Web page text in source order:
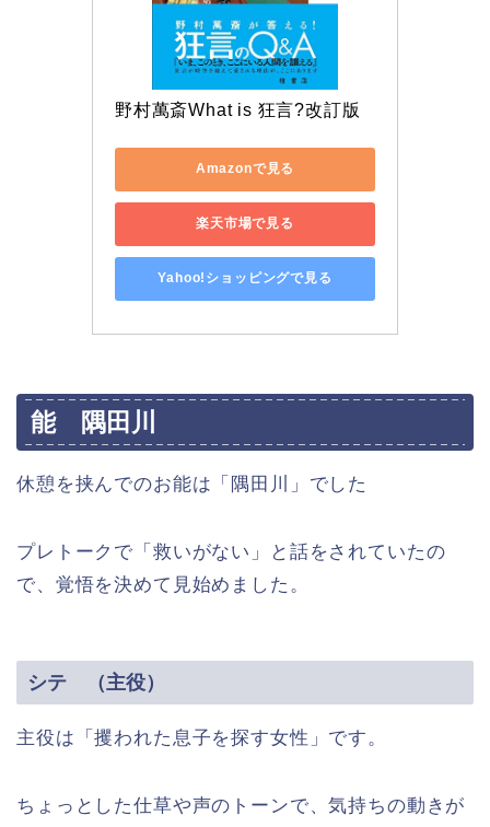
野村萬斎What is 狂言?改訂版
Amazonで見る
楽天市場で見る
Yahoo!ショッピングで見る
能 隅田川
休憩を挟んでのお能は「隅田川」でした
プレトークで「救いがない」と話をされていたの
で、覚悟を決めて見始めました。
シテ （主役）
主役は「攫われた息子を探す女性」です。
ちょっとした仕草や声のトーンで、気持ちの動きが